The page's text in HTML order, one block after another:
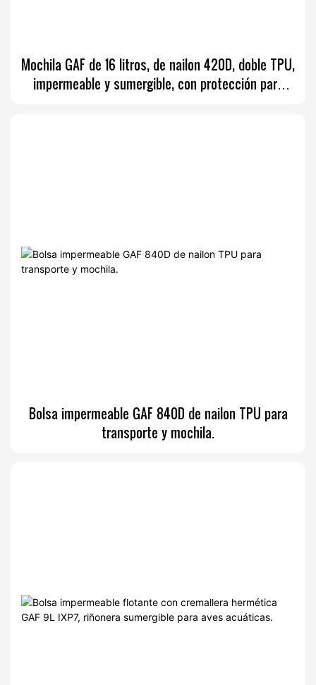
Mochila GAF de 16 litros, de nailon 420D, doble TPU,
impermeable y sumergible, con protección para
Bolsa impermeable GAF 840D de nailon TPU para
transporte y mochila.